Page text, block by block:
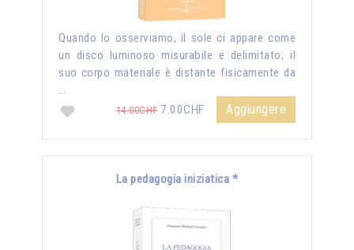
Quando lo osserviamo, il sole ci appare come
un disco luminoso misurabile e delimitato; il
suo corpo materiale è distante fisicamente da
…
14.00CHF7.00CHF Aggiungere
La pedagogia iniziatica *